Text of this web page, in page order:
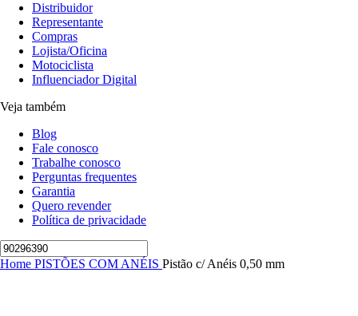
Distribuidor
Representante
Compras
Lojista/Oficina
Motociclista
Influenciador Digital
Veja também
Blog
Fale conosco
Trabalhe conosco
Perguntas frequentes
Garantia
Quero revender
Política de privacidade
Home PISTÕES COM ANÉIS Pistão c/ Anéis 0,50 mm